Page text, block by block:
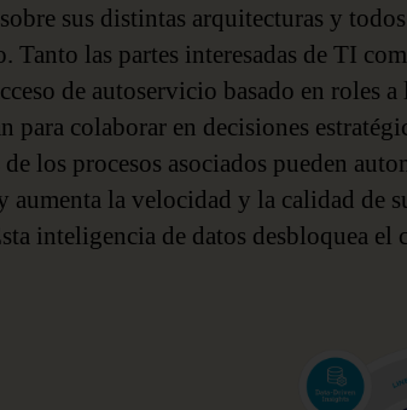
sus distintas arquitecturas y
Tanto las partes interesadas de TI
de autoservicio basado en roles
para colaborar en decisiones
los procesos asociados pueden
aumenta la velocidad y la calidad de
inteligencia de datos desbloquea